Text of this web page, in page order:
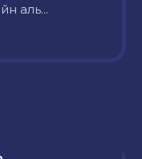
аль...